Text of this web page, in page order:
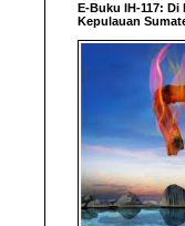
E-Buku IH-117: Di
Kepulauan